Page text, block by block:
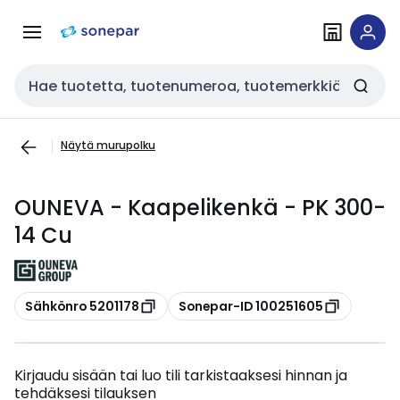
navigointiinsisältöön
Haku
Näytä murupolku
OUNEVA - Kaapelikenkä - PK 300-
14 Cu
Kopioi
Sähkönro 5201178 Kopioi
Sonepar-ID 100251605
Kirjaudu sisään tai luo tili tarkistaaksesi hinnan ja
tehdäksesi tilauksen